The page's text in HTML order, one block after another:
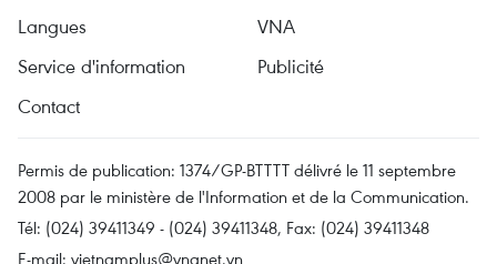
Langues
VNA
Service d'information
Publicité
Contact
Permis de publication: 1374/GP-BTTTT délivré le 11 septembre
2008 par le ministère de l'Information et de la Communication.
Tél: (024) 39411349 - (024) 39411348, Fax: (024) 39411348
E-mail: vietnamplus@vnanet.vn